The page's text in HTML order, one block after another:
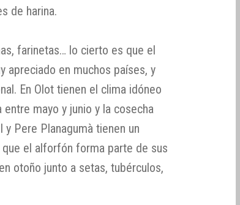
de harina.
farinetas… lo cierto es que el
apreciado en muchos países, y
En Olot tienen el clima idóneo
mayo y junio y la cosecha
Pere Planagumà tienen un
el alforfón forma parte de sus
otoño junto a setas, tubérculos,